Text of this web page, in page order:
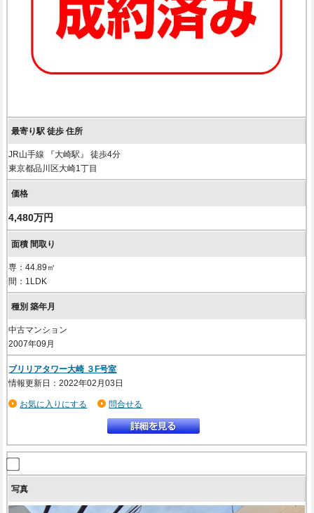
JR山手線 『大崎駅』 徒歩4分
東京都品川区大崎1丁目
4,480万円
専：44.89㎡
間：1LDK
中古マンション
2007年09月
ブリリアタワー大崎 ３F号室
情報更新日：2022年02月03日
お気に入りにする 問合せる